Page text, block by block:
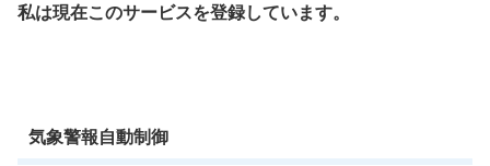
私は現在このサービスを登録しています。
気象警報自動制御